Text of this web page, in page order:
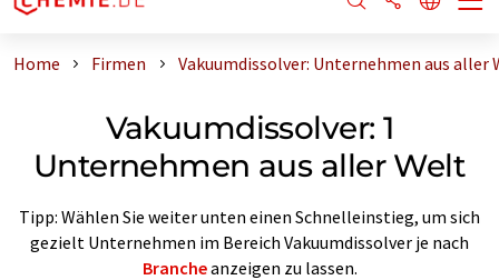
Home Firmen Vakuumdissolver: Unternehmen aus aller
Vakuumdissolver: 1
Unternehmen aus aller Welt
Tipp: Wählen Sie weiter unten einen Schnelleinstieg, um sich
gezielt Unternehmen im Bereich Vakuumdissolver je nach
Brancheanzeigen zu lassen.